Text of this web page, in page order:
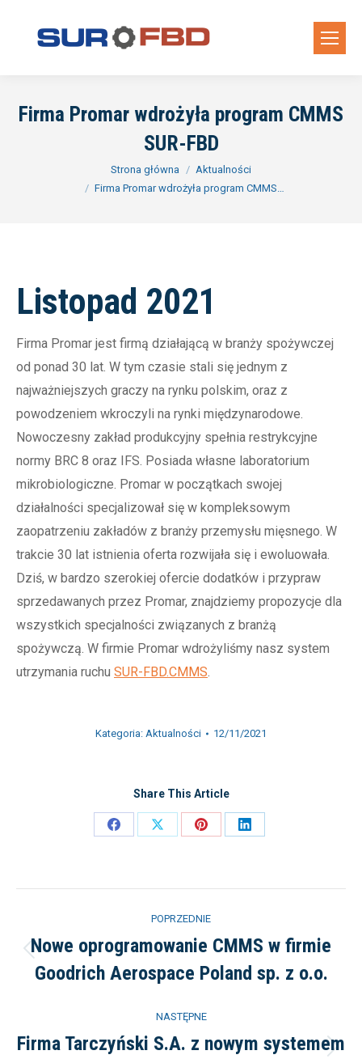
Firma Promar wdrożyła program CMMS
SUR-FBD
Strona główna
Aktualności
Firma Promar wdrożyła program CMMS…
Listopad 2021
Firma Promar jest firmą działającą w branży spożywczej
od ponad 30 lat. W tym czasie stali się jednym z
najważniejszych graczy na rynku polskim, oraz z
powodzeniem wkroczyli na rynki międzynarodowe.
Nowoczesny zakład produkcyjny spełnia restrykcyjne
normy BRC 8 oraz IFS. Posiada własne laboratorium
mikrobiologiczne. Promar w początkach swojej
działalności specjalizował się w kompleksowym
zaopatrzeniu zakładów z branży przemysłu mięsnego. W
trakcie 30 lat istnienia oferta rozwijała się i ewoluowała.
Dziś, w bardzo szerokiej ofercie dodatków i przypraw
sprzedawanych przez Promar, znajdziemy propozycje dla
wszystkich specjalności związanych z branżą
spożywczą. W firmie Promar wdrożyliśmy nasz system
utrzymania ruchu SUR-FBD.CMMS.
Kategoria: Aktualności 12/11/2021
Share This Article
Share
Share
Share
Share
Nawigacja
wpisów
POPRZEDNIE
wpis:
Nowe oprogramowanie CMMS w firmie
Goodrich Aerospace Poland sp. z o.o.
NASTĘPNE
Firma Tarczyński S.A. z nowym systemem